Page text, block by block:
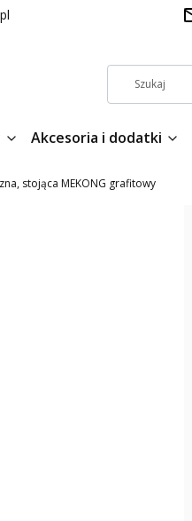
Akcesoria i dodatki
stojąca MEKONG grafitowy